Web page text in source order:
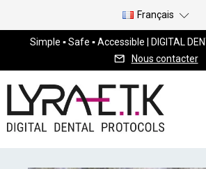
Simple ▪ Safe ▪ Accessible | DIGITAL
Nous contacter
Français